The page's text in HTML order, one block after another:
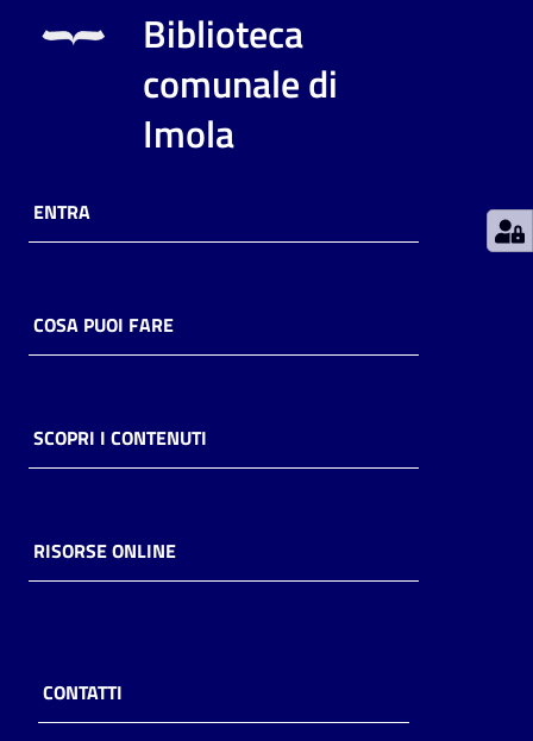
Seguici
Catalogo
Eventi
Avvisi
Biblioteca
comunale di
Imola
ENTRA
COSA PUOI FARE
SCOPRI I CONTENUTI
RISORSE ONLINE
CONTATTI